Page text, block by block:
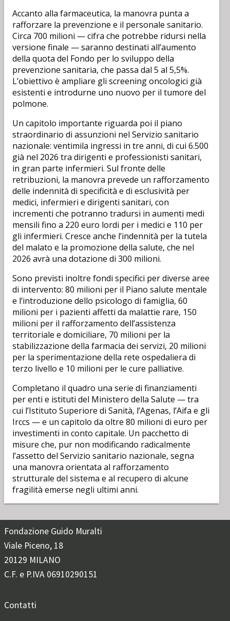
Accanto alla farmaceutica, la manovra punta a
rafforzare la prevenzione e il personale sanitario.
Circa 700 milioni — cifra che potrebbe ridursi nella
versione finale — saranno destinati all’aumento
della quota del Fondo per lo sviluppo della
prevenzione sanitaria, che passa dal 5 al 5,5%.
L’obiettivo è ampliare gli screening oncologici già
esistenti e introdurne uno nuovo per il tumore del
polmone.
Un capitolo importante riguarda poi il piano
straordinario di assunzioni nel Servizio sanitario
nazionale: ventimila ingressi in tre anni, di cui 6.500
già nel 2026 tra dirigenti e professionisti sanitari,
in gran parte infermieri. Sul fronte delle
retribuzioni, la manovra prevede un rafforzamento
delle indennità di specificità e di esclusività per
medici, infermieri e dirigenti sanitari, con
incrementi che potranno tradursi in aumenti medi
mensili fino a 220 euro lordi per i medici e 110 per
gli infermieri. Cresce anche l’indennità per la tutela
del malato e la promozione della salute, che nel
2026 avrà una dotazione di 300 milioni.
Sono previsti inoltre fondi specifici per diverse aree
di intervento: 80 milioni per il Piano salute mentale
e l’introduzione dello psicologo di famiglia, 60
milioni per i pazienti affetti da malattie rare, 150
milioni per il rafforzamento dell’assistenza
territoriale e domiciliare, 70 milioni per la
stabilizzazione della farmacia dei servizi, 20 milioni
per la sperimentazione della rete ospedaliera di
terzo livello e 10 milioni per le cure palliative.
Completano il quadro una serie di finanziamenti
per enti e istituti del Ministero della Salute — tra
cui l’Istituto Superiore di Sanità, l’Agenas, l’Aifa e gli
Irccs — e un capitolo da oltre 80 milioni di euro per
investimenti in conto capitale. Un pacchetto di
misure che, pur non modificando radicalmente
l’assetto del Servizio sanitario nazionale, segna
una manovra orientata al rafforzamento
strutturale del sistema e al recupero di alcune
fragilità emerse negli ultimi anni.
Fondazione Guido Muralti
Viale Piceno, 18
20129 MILANO
C.F. e P.IVA 06910290151
Contatti